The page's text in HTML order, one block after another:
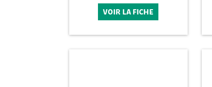
VOIR LA FICHE